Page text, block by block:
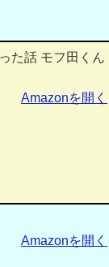
た話 モフ田くん
Amazonを開く
Amazonを開く